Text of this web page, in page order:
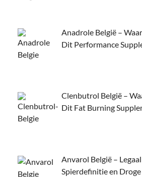
Anadrole België –
Dit Performance
Clenbutrol België –
Dit Fat Burning
Anvarol België –
Spierdefinitie en Droge